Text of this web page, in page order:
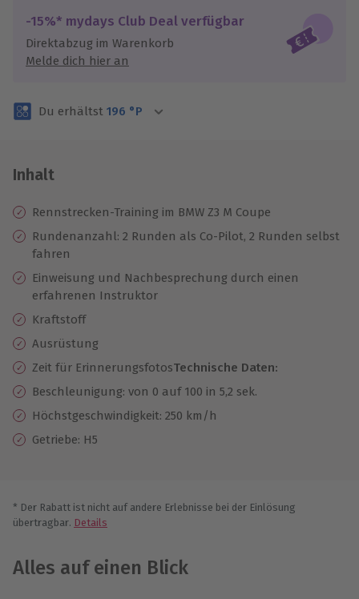
Jeder Gutschein für alle Erlebnisse einlösbar.
Maximale Sicherheit
3 Jahre gültig & verlängerbar.
-15%* mydays Club Deal verfügbar
Direktabzug im Warenkorb
Melde dich hier an
Du erhältst 196 °P
Inhalt
Rennstrecken-Training im BMW Z3 M Coupe
Rundenanzahl: 2 Runden als Co-Pilot, 2 Runden selbst
fahren
Einweisung und Nachbesprechung durch einen
erfahrenen Instruktor
Kraftstoff
Ausrüstung
Zeit für ErinnerungsfotosTechnische Daten:
Beschleunigung: von 0 auf 100 in 5,2 sek.
Höchstgeschwindigkeit: 250 km/h
Getriebe: H5
* Der Rabatt ist nicht auf andere Erlebnisse bei der Einlösung
übertragbar. Details
Alles auf einen Blick